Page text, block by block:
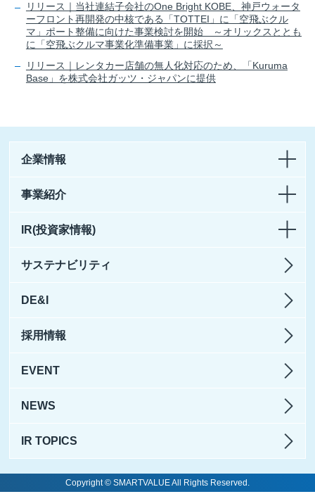
リリース｜当社連結子会社のOne Bright KOBE、神戸ウォータ
ーフロント再開発の中核である「TOTTEI」に「空飛ぶクル
マ」ポート整備に向けた事業検討を開始 ～オリックスととも
に「空飛ぶクルマ事業化準備事業」に採択～
リリース｜レンタカー店舗の無人化対応のため、「Kuruma
Base」を株式会社ガッツ・ジャパンに提供
企業情報
事業紹介
IR(投資家情報)
サステナビリティ
DE&I
採用情報
EVENT
NEWS
IR TOPICS
Copyright © SMARTVALUE All Rights Reserved.